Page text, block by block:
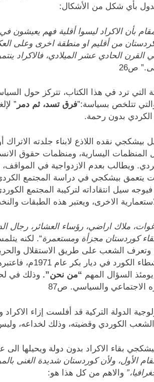
بأي شكل من الأشكال:
بأن الاكراد ليسوا أقلية فهم
كردستان من أقليم او منطقة اخرى
في القرن الحادي عشر الميلادي، فالاكراد
.” ص26
التي ترد في هذا الكتاب، تتركز حول
تتلخص بسياسة:”فرق تسد، ثم دمر ”
الكردي بدون رحمة.
بيشكجي نقده اللاذع لابناء جلدته
المنظمات اليسارية، ومنظمات حقوق
ويطالب بعدم الازدواجية في
يتعمق بيشكجي في دراسة المجتمع
سيل انتقاداته لتركيبة المجتمع
الاخرى، ويعتبر هذه
ملاك اراضي، رؤساء العشائر، رجال
كوردستان مجزأة ومستعمرة“. لكنه
وتعرف الشعب على طريق الاستقلال
المحاكمات
السؤال المهم “من نحن”. وذلك في
والسياسي. ص87
الدولة التركية قد أفلست إزاء الاكراد
الشعب الكوردي وقضيته، وذلك لخداعه،
بقاء الاكراد بدون دولة ويحيلها
الأول، ولأن كوردستان شديدة الغنى
والاهم من كل هذا هو: